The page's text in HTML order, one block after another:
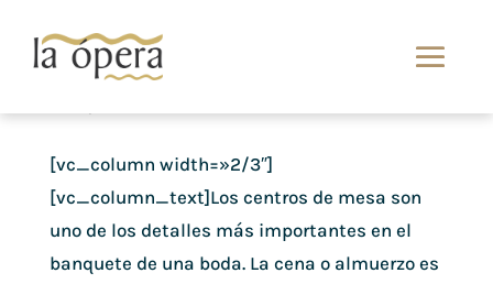
¡Dale un toque vintage a tu evento!
[vc_column width=»2/3″]
[vc_column_text]Los centros de mesa son
uno de los detalles más importantes en el
banquete de una boda. La cena o almuerzo es